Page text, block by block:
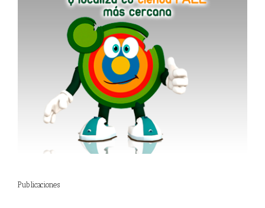
Publicaciones